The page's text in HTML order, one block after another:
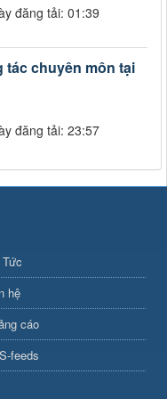
đăng tải: 01:39
tác chuyên môn tại
đăng tải: 23:57
hệ
cáo
feeds